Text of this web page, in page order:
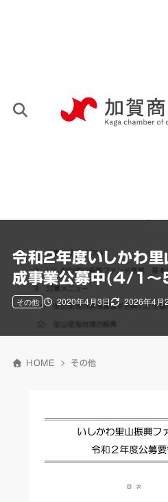
令和2年度いしかわ里
成事業公募中(4/1
2020年4月3日 2026年4月
その他
HOME その他